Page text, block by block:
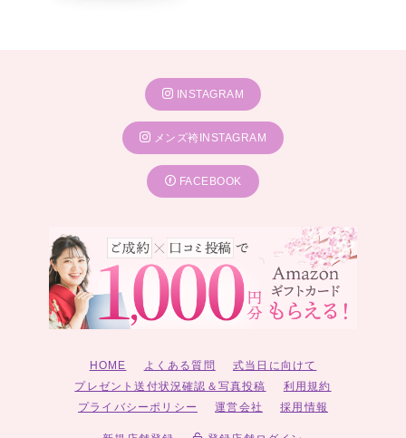
INSTAGRAM
メンズ袴INSTAGRAM
FACEBOOK
HOME よくある質問
式当日に向けて
プレゼント送付状況確認＆写真投稿
利用規約
プライバシーポリシー
運営会社 採用情報